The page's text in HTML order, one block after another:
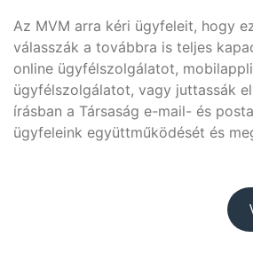
Az MVM arra kéri ügyfeleit, hogy
válasszák a továbbra is teljes
online ügyfélszolgálatot,
ügyfélszolgálatot, vagy juttassák
írásban a Társaság e-mail- és
ügyfeleink együttműködését és